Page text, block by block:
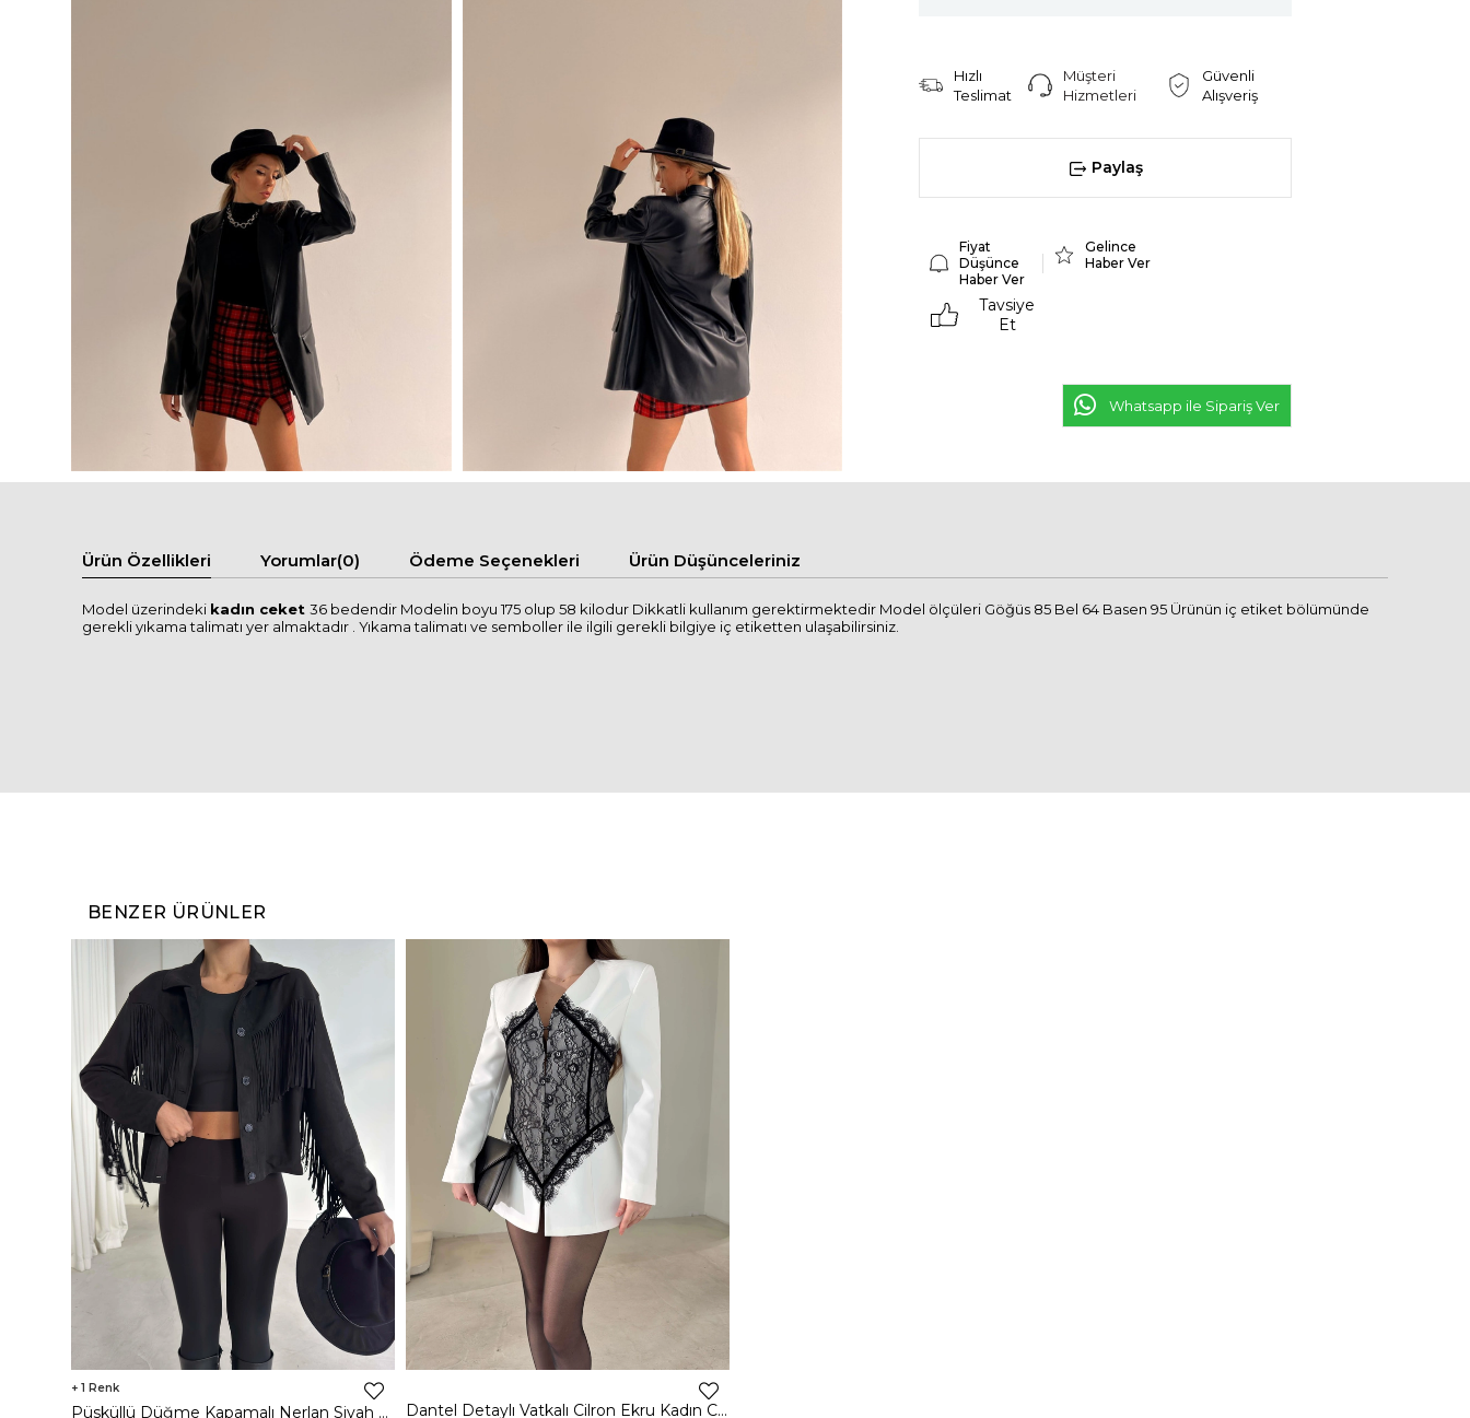
Hızlı
Teslimat
Müşteri
Hizmetleri
Güvenli
Alışveriş
Paylaş
Fiyat
Düşünce
Haber Ver
Gelince
Haber Ver
Tavsiye
Et
Whatsapp ile Sipariş Ver
Ürün Özellikleri Yorumlar(0) Ödeme Seçenekleri Ürün Düşünceleriniz
Model üzerindeki kadın ceket 36 bedendir Modelin boyu 175 olup 58 kilodur Dikkatli kullanım gerektirmektedir Model ölçüleri Göğüs 85 Bel 64 Basen 95 Ürünün iç etiket bölümünde
gerekli yıkama talimatı yer almaktadır . Yıkama talimatı ve semboller ile ilgili gerekli bilgiye iç etiketten ulaşabilirsiniz.
BENZER ÜRÜNLER
1
Püsküllü Düğme Kapamalı Nerlan Siyah Kadın Ceket 26K336 Dantel Detaylı Vatkalı Cilron Ekru Kadın Ceket 26Y010